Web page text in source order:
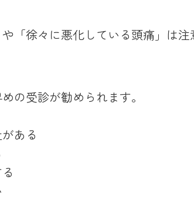
「徐々に悪化している頭痛」は注
の受診が勧められます。
ある